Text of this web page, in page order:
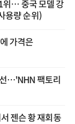
위… 중국 모델 강
용량 순위)
가격은
…'NHN 팩토리
젠슨 황 재회동